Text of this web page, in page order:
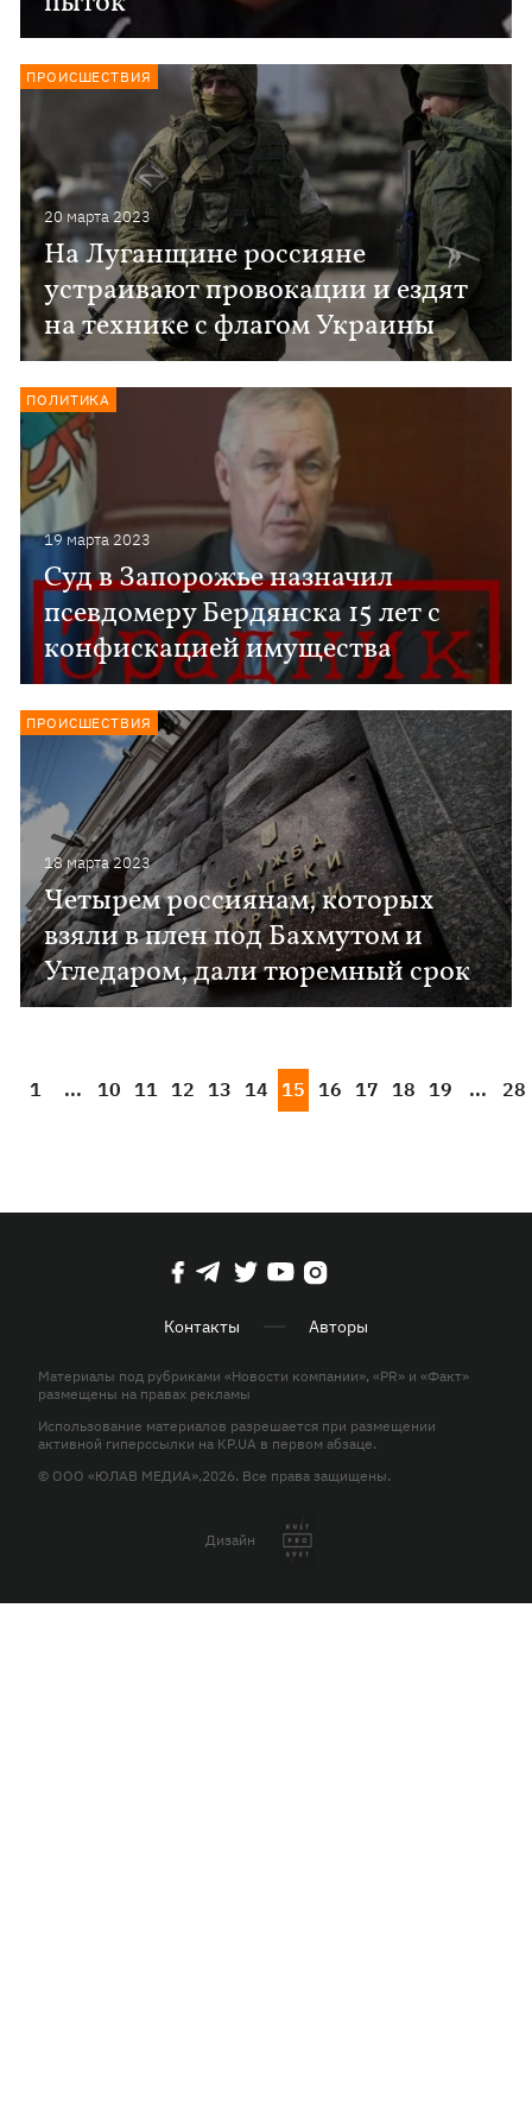
20 марта 2023
На Луганщине россияне
устраивают провокации и ездят
на технике с флагом Украины
ПРОИСШЕСТВИЯ
19 марта 2023
Суд в Запорожье назначил
псевдомеру Бердянска 15 лет с
конфискацией имущества
ПОЛИТИКА
18 марта 2023
Четырем россиянам, которых
взяли в плен под Бахмутом и
Угледаром, дали тюремный срок
ПРОИСШЕСТВИЯ
1 ... 10 11 12 13 14 15 16 17 18 19 ... 28
Контакты Авторы
Материалы под рубриками «Новости компании», «PR» и «Факт»
размещены на правах рекламы
Использование материалов разрешается при размещении
активной гиперссылки на KP.UA в первом абзаце.
© ООО «ЮЛАВ МЕДИА»,2026. Все права защищены.
Дизайн